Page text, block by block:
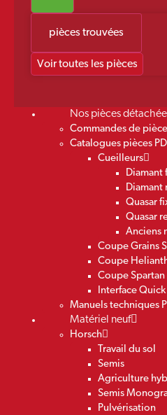
pièces trouvées
Voir toutes les pièces
Nos pièces
Commandes de
Catalogues pièces
Cueilleurs
Diamant
Diamant
Quasar
Quasar
Anciens
Coupe Grains
Coupe
Coupe Spartan
Interface
Manuels techniques
Matériel neuf
Horsch
Travail du sol
Semis
Agriculture
Semis
Pulvérisation